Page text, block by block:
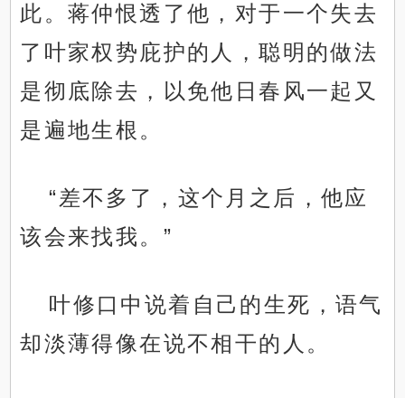
此。蒋仲恨透了他，对于一个失去
了叶家权势庇护的人，聪明的做法
是彻底除去，以免他日春风一起又
是遍地生根。
“差不多了，这个月之后，他应
该会来找我。”
叶修口中说着自己的生死，语气
却淡薄得像在说不相干的人。